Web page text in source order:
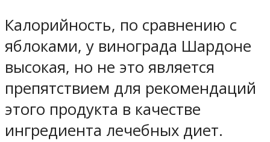
Калорийность, по сравнению с
яблоками, у винограда Шардоне
высокая, но не это является
препятствием для рекомендаций
этого продукта в качестве
ингредиента лечебных диет.